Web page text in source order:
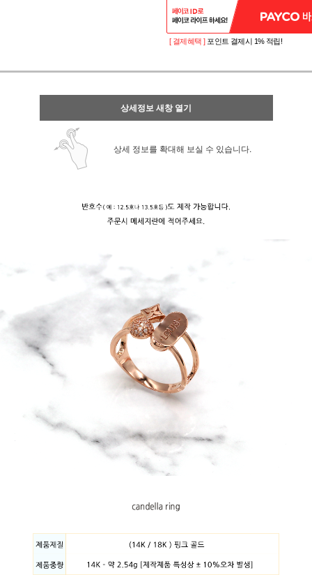
페이코 ID로 페
[ 결제혜택 ] 포인트 결제시 1% 적립!
상세정보 새창 열기
상세 정보를 확대해 보실 수 있습니다.